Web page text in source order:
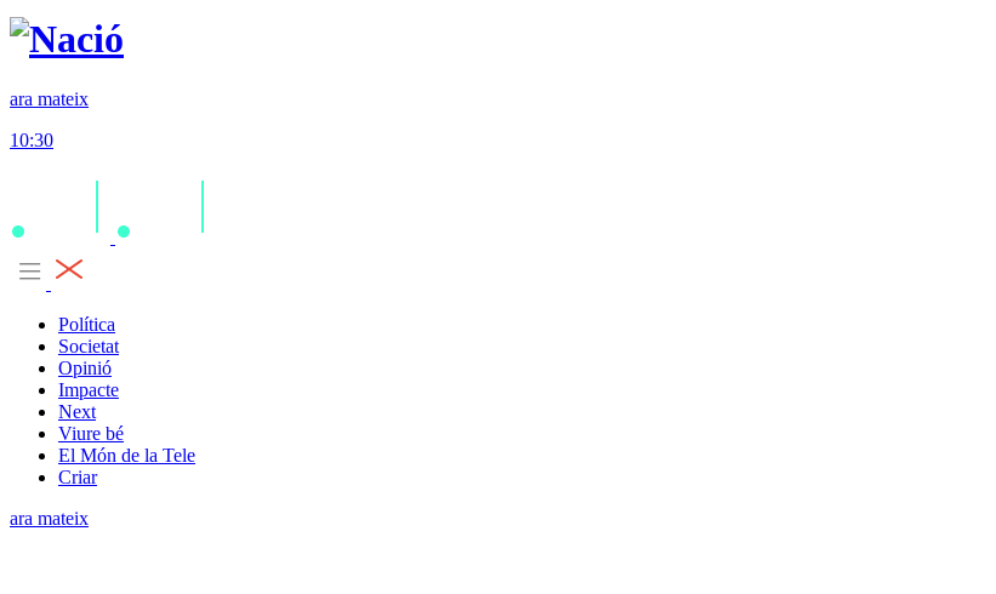
ara mateix
10:30
Política
Societat
Opinió
Impacte
Next
Viure bé
El Món de la Tele
Criar
ara mateix